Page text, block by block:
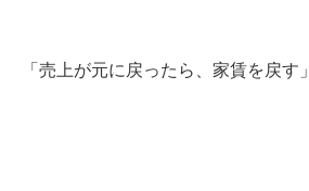
「売上が元に戻ったら、家賃を戻す」